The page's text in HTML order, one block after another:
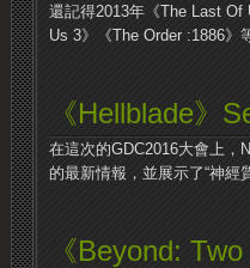
還記得2013年《The Last
Us 3》《The Order :1886》
《Hellblade》
在這次的GDC2016大會上，
的最新情報，並展示了“神經
《Beyond: